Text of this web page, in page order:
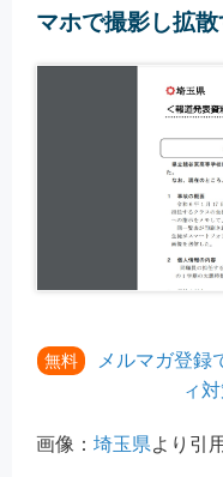
マホで撮影し拡散
無料
メルマガ登録
ィ
画像： 埼玉県より引用